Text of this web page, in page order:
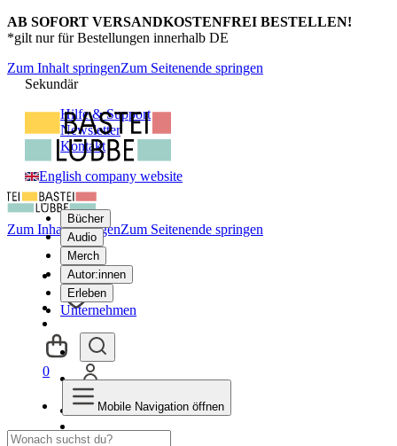
AB SOFORT VERSANDKOSTENFREI BESTELLEN!
*gilt nur für Bestellungen innerhalb DE
Zum Inhalt springenZum Seitenende springen
Sekundär
Hilfe & Support
Newsletter
Kontakt
English company website
Bücher
Audio
Merch
Autor:innen
Erleben
Unternehmen
Zum Inhalt springenZum Seitenende springen
0
Mobile Navigation öffnen